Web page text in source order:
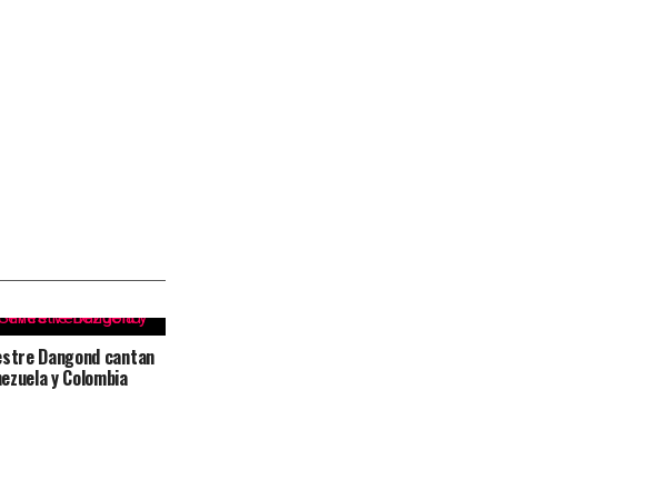
Dangond cantan
y Colombia